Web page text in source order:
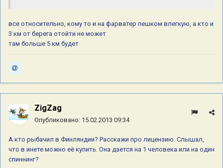
все относительно, кому то и на фарватер пешком влегкую, а кто и
3 км от берега отойти не может
там больше 5 км будет
ZigZag
Опубликовано: 15.02.2013 09:34
А кто рыбачил в Финляндии? Расскажи про лицензию. Слышал,
что в инете можно её купить. Она дается на 1 человека или на один
спиннинг?